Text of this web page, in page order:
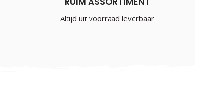
Altijd uit voorraad leverbaar